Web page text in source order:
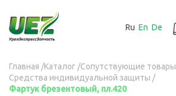
основному
содержанию
Ru En De
Вы
здесь
Главная /Каталог /Сопутствующие товары
Средства индивидуальной защиты /
Фартук брезентовый, пл.420